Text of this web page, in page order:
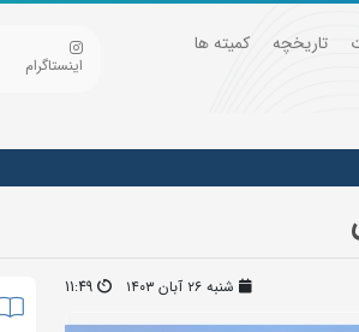
تاریخچه
کمیته ها
اینستاگرام
شنبه ۲۶ آبان ۱۴۰۳ 11:49